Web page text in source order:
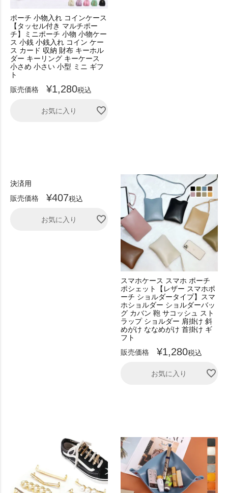
ポーチ 小物入れ コインケース
【タッセル付き マルチポー
チ】ミニポーチ 小物 小物ケー
ス 小銭 小銭入れ コイン ケー
ス カード 収納 財布 キーホル
ダー キーリング キーケース
小さめ 小さい 小型 ミニ ギフ
ト
販売価格
¥1,280税込
お気に入り
決済用
販売価格
¥407税込
お気に入り
スマホケース スマホ ポーチ
ポシェット【レザー スマホポ
ーチ ショルダータイプ】スマ
ホショルダー ショルダーバッ
グ カバン 鞄 サコッシュ スト
ラップ ショルダー 肩掛け 斜
めがけ ななめがけ 首掛け ギ
フト
販売価格
¥1,280税込
お気に入り